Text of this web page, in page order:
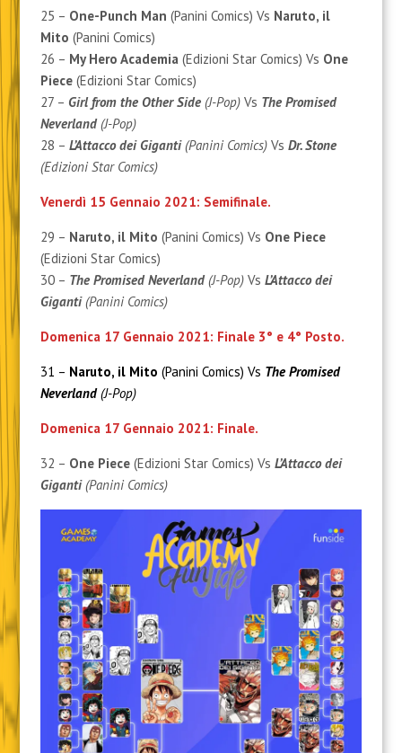
25 – One-Punch Man (Panini Comics) Vs Naruto, il
Mito (Panini Comics)
26 – My Hero Academia (Edizioni Star Comics) Vs One
Piece(Edizioni Star Comics)
27 – Girl from the Other Side(J-Pop)Vs The Promised
Neverland(J-Pop)
28 – L’Attacco dei Giganti(Panini Comics)Vs Dr. Stone
(Edizioni Star Comics)
Venerdì 15 Gennaio 2021: Semifinale.
29 – Naruto, il Mito (Panini Comics) Vs One Piece
(Edizioni Star Comics)
30 – The Promised Neverland(J-Pop)Vs L’Attacco dei
Giganti(Panini Comics)
Domenica 17 Gennaio 2021: Finale 3° e 4° Posto.
31 – Naruto, il Mito (Panini Comics) Vs The Promised
Neverland(J-Pop)
Domenica 17 Gennaio 2021: Finale.
32 – One Piece(Edizioni Star Comics) Vs L’Attacco dei
Giganti(Panini Comics)